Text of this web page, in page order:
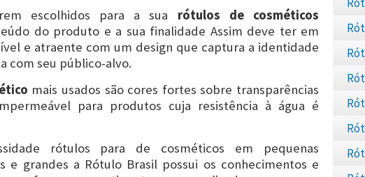
escolhidos para a sua rótulos de cosméticos
do produto e a sua finalidade Assim deve ter em
e atraente com um design que captura a identidade
com seu público-alvo.
mais usados são cores fortes sobre transparências
para produtos cuja resistência à água é
rótulos para de cosméticos em pequenas
e grandes a Rótulo Brasil possui os conhecimentos e